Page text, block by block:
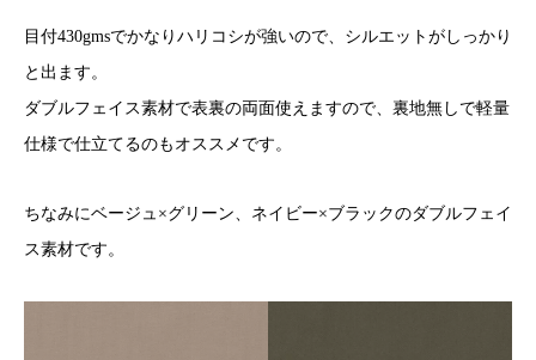
目付430gmsでかなりハリコシが強いので、シルエットがしっかり
と出ます。
ダブルフェイス素材で表裏の両面使えますので、裏地無しで軽量
仕様で仕立てるのもオススメです。
ちなみにベージュ×グリーン、ネイビー×ブラックのダブルフェイ
ス素材です。